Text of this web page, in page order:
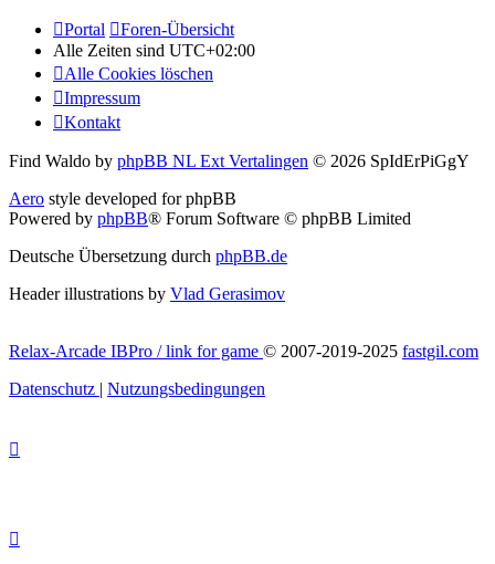
Portal
Foren-Übersicht
Alle Zeiten sind UTC+02:00
Alle Cookies löschen
Impressum
Kontakt
Find Waldo by phpBB NL Ext Vertalingen © 2026 SpIdErPiGgY
Aero style developed for phpBB
Powered by phpBB® Forum Software © phpBB Limited
Deutsche Übersetzung durch phpBB.de
Header illustrations by Vlad Gerasimov
Relax-Arcade IBPro / link for game © 2007-2019-2025 fastgil.com
Datenschutz | Nutzungsbedingungen